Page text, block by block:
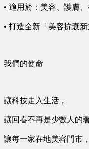
• 適用於：美容、護膚
• 打造全新「美容抗衰
我們的使命
讓科技走入生活，
讓回春不再是少數人的
讓每一家在地美容門市